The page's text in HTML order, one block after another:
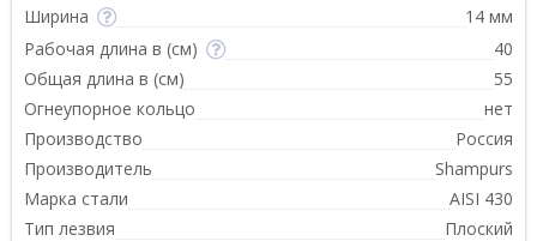
Ширина
14 мм
Рабочая длина в (см)
40
Общая длина в (см)
55
Огнеупорное кольцо
нет
Производство
Россия
Производитель
Shampurs
Марка стали
AISI 430
Тип лезвия
Плоский